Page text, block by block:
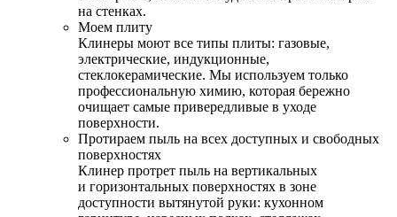
на стенках.
Моем плиту
Клинеры моют все типы плиты: газовые,
электрические, индукционные,
стеклокерамические. Мы используем только
профессиональную химию, которая бережно
очищает самые привередливые в уходе
поверхности.
Протираем пыль на всех доступных и свободных
поверхностях
Клинер протрет пыль на вертикальных
и горизонтальных поверхностях в зоне
доступности вытянутой руки: кухонном